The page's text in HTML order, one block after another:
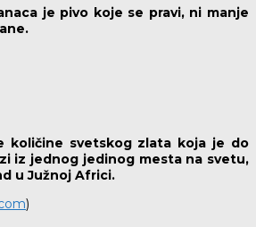
je pivo koje se pravi, ni manje
količine svetskog zlata koja je do
iz jednog jedinog mesta na svetu,
u Južnoj Africi.
)